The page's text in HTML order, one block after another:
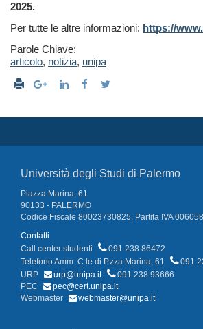
2025.
Per tutte le altre informazioni: https://
Parole Chiave:
articolo, notizia, unipa
Università degli Studi di Palermo
Piazza Marina, 61
90133 - PALERMO
Codice Fiscale 80023730825, Partita IVA
Contatti
Call center studenti
091 238 86472
Telefono Amm. C.le di P.zza Marina, 61
091
URP
urp@unipa.it
091 238 93666
PEC
pec@cert.unipa.it
Webmaster
webmaster@unipa.it